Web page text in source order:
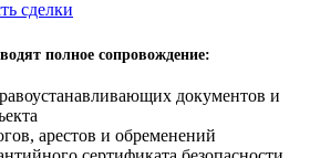
сделки
полное сопровождение:
документов и
арестов и обременений